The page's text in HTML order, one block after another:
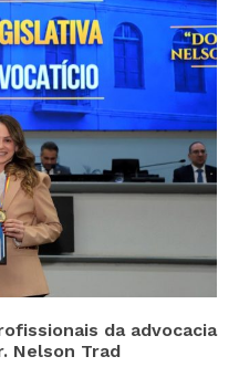
da advocacia
Nelson Trad